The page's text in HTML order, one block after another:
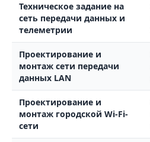
Техническое задание на
сеть передачи данных и
телеметрии
Проектирование и
монтаж сети передачи
данных LAN
Проектирование и
монтаж городской Wi-Fi-
сети